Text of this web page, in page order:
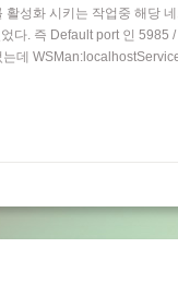
성화 시키는 작업중 해당
다. 즉 Default port 인
데